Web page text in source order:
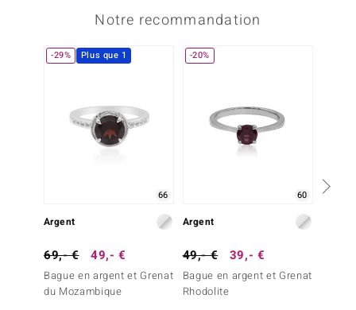
Notre recommandation
-29% Plus que 1
66
Argent
69,- € 49,- €
Bague en argent et Grenat
du Mozambique
-20%
60
Argent
49,- € 39,- €
Bague en argent et Grenat
Rhodolite